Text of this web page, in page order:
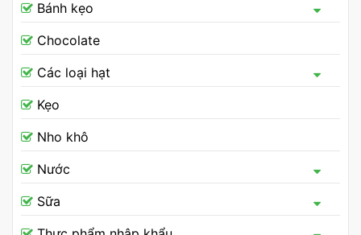
Bánh kẹo
Chocolate
Các loại hạt
Kẹo
Nho khô
Nước
Sữa